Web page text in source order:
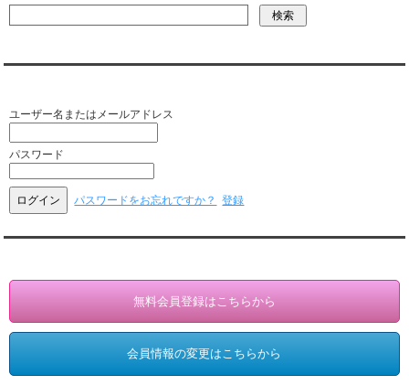
ユーザー名またはメールアドレス
パスワード
パスワードをお忘れですか？ 登録
無料会員登録はこちらから
会員情報の変更はこちらから